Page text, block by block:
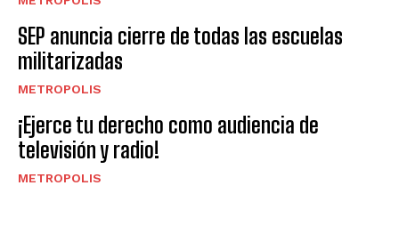
SEP anuncia cierre de todas las escuelas
militarizadas
METROPOLIS
¡Ejerce tu derecho como audiencia de
televisión y radio!
METROPOLIS